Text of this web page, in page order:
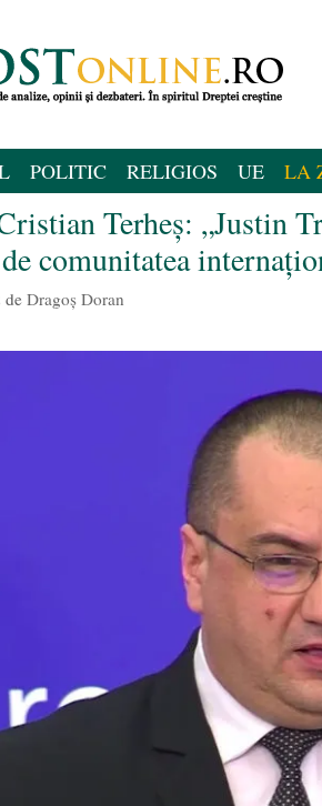
POLITIC RELIGIOS UE LA
Terheș: „Justin
comunitatea
de Dragoș Doran